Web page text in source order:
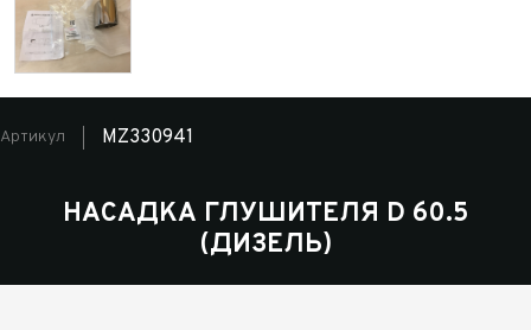
Артикул MZ330941
НАСАДКА ГЛУШИТЕЛЯ D 60.5
(ДИЗЕЛЬ)